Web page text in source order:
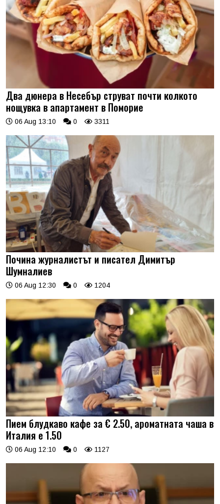
Два дюнера в Несебър струват почти колкото
нощувка в апартамент в Поморие
06 Aug 13:10 0 3311
Почина журналистът и писател Димитър
Шумналиев
06 Aug 12:30 0 1204
Пием блудкаво кафе за € 2.50, ароматната чаша в
Италия е 1.50
06 Aug 12:10 0 1127